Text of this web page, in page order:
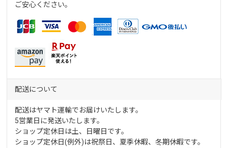
ご安心ください。
配送について
配送はヤマト運輸でお届けいたします。
5営業日に発送いたします。
ショップ定休日は土、日曜日です。
ショップ定休日(例外)は祝祭日、夏季休暇、冬期休暇です。